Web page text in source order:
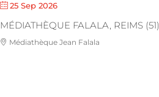
25 Sep 2026
MÉDIATHÈQUE FALALA, REIMS (51)
Médiathèque Jean Falala